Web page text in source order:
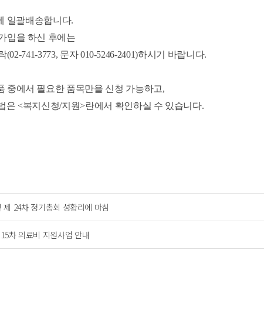
일괄배송합니다.
입을 하신 후에는
3773, 문자 010-5246-2401)하시기 바랍니다.
중에서 필요한 품목만을 신청 가능하고,
<복지신청/지원>란에서 확인하실 수 있습니다.
제 24차 정기총회 성황리에 마침
차 의료비 지원사업 안내